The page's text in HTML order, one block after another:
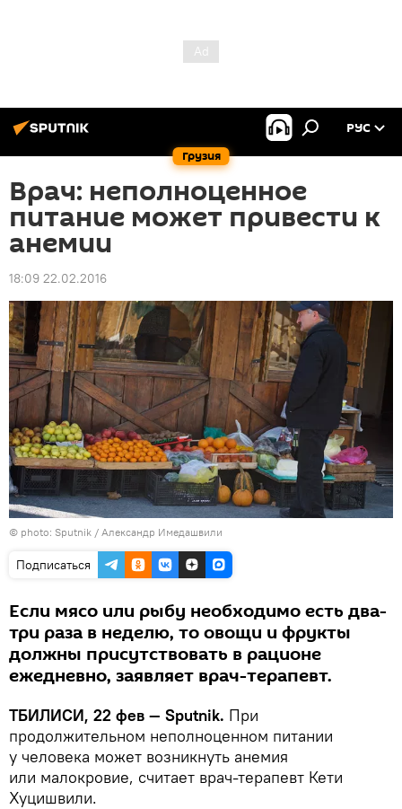
Грузия
РУС
Врач: неполноценное
питание может привести к
анемии
18:09 22.02.2016
© photo: Sputnik / Александр Имедашвили
Подписаться
Если мясо или рыбу необходимо есть два-
три раза в неделю, то овощи и фрукты
должны присутствовать в рационе
ежедневно, заявляет врач-терапевт.
ТБИЛИСИ, 22 фев — Sputnik. При
продолжительном неполноценном питании
у человека может возникнуть анемия
или малокровие, считает врач-терапевт Кети
Хуцишвили.